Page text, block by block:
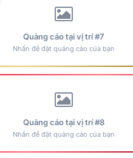
Quảng cáo tại vị trí #7
Nhấn để đặt quảng cáo của bạn
Quảng cáo tại vị trí #8
Nhấn để đặt quảng cáo của bạn